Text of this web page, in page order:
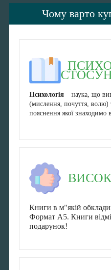
Чому варто
Психологія – наука, що
(мислення, почуття, волю)
пояснення якої знаходимо
Книги в м"якій
Формат А5. Книги
подарунок!